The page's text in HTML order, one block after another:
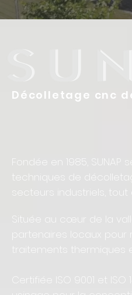
Décolletage cnc
Fondée en 1985,
techniques de
secteurs industriels,
Située au cœur de la
partenaires locaux
traitements thermiques
Certifiée ISO 9001 et